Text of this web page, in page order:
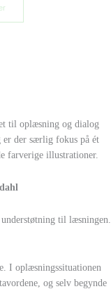
til oplæsning og dialog
der særlig fokus på ét
farverige illustrationer.
til læsningen.
I oplæsningssituationen
og selv begynde